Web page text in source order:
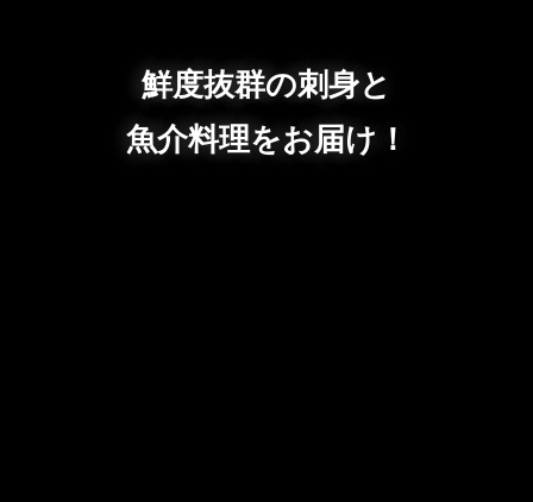
鮮度抜群の刺身と
魚介料理をお届け！